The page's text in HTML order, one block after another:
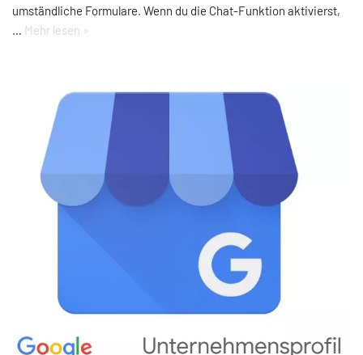
umständliche Formulare. Wenn du die Chat-Funktion aktivierst,
Mehr lesen »